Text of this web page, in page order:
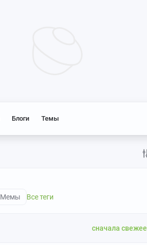
Блоги Темы
Мемы Все теги
сначала свежее